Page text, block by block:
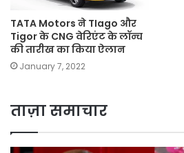
TATA Motors ने TIago और
Tigor के CNG वेरिएंट के लॉन्च
की तारीख का किया ऐलान
January 7, 2022
ताज़ा समाचार